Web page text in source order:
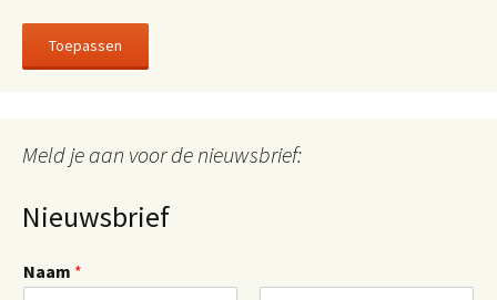
Toepassen
Meld je aan voor de nieuwsbrief:
Nieuwsbrief
Naam *